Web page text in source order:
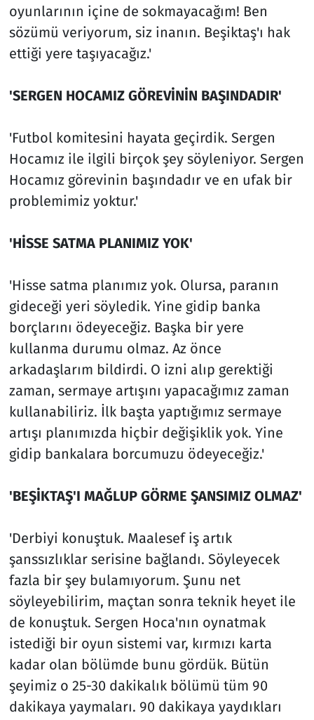
oyunlarının içine de sokmayacağım! Ben
sözümü veriyorum, siz inanın. Beşiktaş'ı hak
ettiği yere taşıyacağız.'
'SERGEN HOCAMIZ GÖREVİNİN BAŞINDADIR'
'Futbol komitesini hayata geçirdik. Sergen
Hocamız ile ilgili birçok şey söyleniyor. Sergen
Hocamız görevinin başındadır ve en ufak bir
problemimiz yoktur.'
'HİSSE SATMA PLANIMIZ YOK'
'Hisse satma planımız yok. Olursa, paranın
gideceği yeri söyledik. Yine gidip banka
borçlarını ödeyeceğiz. Başka bir yere
kullanma durumu olmaz. Az önce
arkadaşlarım bildirdi. O izni alıp gerektiği
zaman, sermaye artışını yapacağımız zaman
kullanabiliriz. İlk başta yaptığımız sermaye
artışı planımızda hiçbir değişiklik yok. Yine
gidip bankalara borcumuzu ödeyeceğiz.'
'BEŞİKTAŞ'I MAĞLUP GÖRME ŞANSIMIZ OLMAZ'
'Derbiyi konuştuk. Maalesef iş artık
şanssızlıklar serisine bağlandı. Söyleyecek
fazla bir şey bulamıyorum. Şunu net
söyleyebilirim, maçtan sonra teknik heyet ile
de konuştuk. Sergen Hoca'nın oynatmak
istediği bir oyun sistemi var, kırmızı karta
kadar olan bölümde bunu gördük. Bütün
şeyimiz o 25-30 dakikalık bölümü tüm 90
dakikaya yaymaları. 90 dakikaya yaydıkları